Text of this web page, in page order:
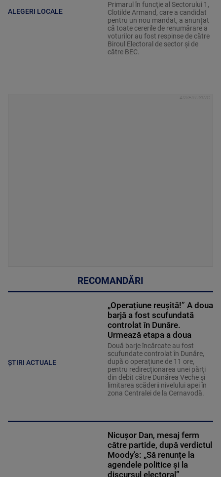
ALEGERI LOCALE
Primarul în funcţie al Sectorului 1,
Clotilde Armand, care a candidat
pentru un nou mandat, a anunțat
că toate cererile de renumărare a
voturilor au fost respinse de către
Biroul Electoral de sector şi de
către BEC.
RECOMANDĂRI
ȘTIRI ACTUALE
„Operațiune reușită!” A doua
barjă a fost scufundată
controlat în Dunăre.
Urmează etapa a doua
Două barje încărcate au fost
scufundate controlat în Dunăre,
după o operațiune de 11 ore,
pentru redirecționarea unei părți
din debit către Dunărea Veche și
limitarea scăderii nivelului apei în
zona Centralei de la Cernavodă.
Nicușor Dan, mesaj ferm
către partide, după verdictul
Moody's: „Să renunțe la
agendele politice şi la
discursul electoral”